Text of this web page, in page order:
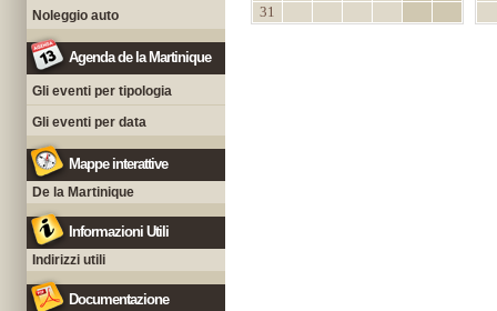
Noleggio auto
Agenda de la Martinique
Gli eventi per tipologia
Gli eventi per data
Mappe interattive
De la Martinique
Informazioni Utili
Indirizzi utili
Documentazione
31